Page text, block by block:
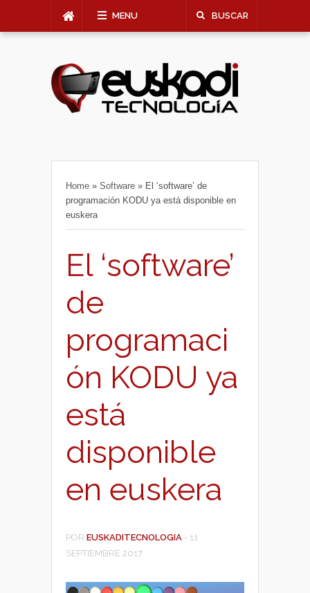
MENU BUSCAR
Home » Software » El ‘software’ de
programación KODU ya está disponible en
euskera
El ‘software’
de
programaci
ón KODU ya
está
disponible
en euskera
POR EUSKADITECNOLOGIA - 11
SEPTIEMBRE 2017